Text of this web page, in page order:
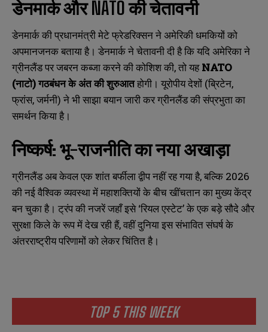
*
m
a
l
*
N
u
m
b
e
r
s
SUBMIT
*
m
a
l
*
N
u
m
b
e
r
s
SUBMIT
TOP 5 THIS WEEK
डेनमार्क और NATO की चेतावनी
डेनमार्क की प्रधानमंत्री मेटे फ्रेडरिक्सन ने अमेरिकी धमकियों को
अपमानजनक बताया है। डेनमार्क ने चेतावनी दी है कि यदि अमेरिका ने
ग्रीनलैंड पर जबरन कब्जा करने की कोशिश की, तो यहNATO
(नाटो) गठबंधन के अंत की शुरुआतहोगी। यूरोपीय देशों (ब्रिटेन,
फ्रांस, जर्मनी) ने भी साझा बयान जारी कर ग्रीनलैंड की संप्रभुता का
समर्थन किया है।
निष्कर्ष: भू-राजनीति का नया अखाड़ा
ग्रीनलैंड अब केवल एक शांत बर्फीला द्वीप नहीं रह गया है, बल्कि 2026
की नई वैश्विक व्यवस्था में महाशक्तियों के बीच खींचतान का मुख्य केंद्र
बन चुका है। ट्रंप की नजरें जहाँ इसे ‘रियल एस्टेट’ के एक बड़े सौदे और
सुरक्षा किले के रूप में देख रही हैं, वहीं दुनिया इस संभावित संघर्ष के
अंतरराष्ट्रीय परिणामों को लेकर चिंतित है।